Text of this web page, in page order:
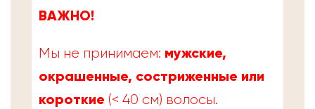
ВАЖНО!
Мы не принимаем: мужские,
окрашенные, состриженные или
короткие (< 40 см) волосы.